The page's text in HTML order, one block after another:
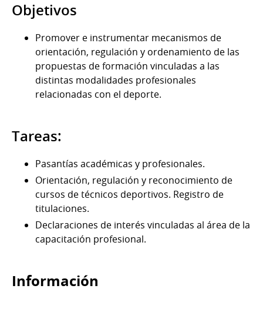
Objetivos
Promover e instrumentar mecanismos de
orientación, regulación y ordenamiento de las
propuestas de formación vinculadas a las
distintas modalidades profesionales
relacionadas con el deporte.
Tareas:
Pasantías académicas y profesionales.
Orientación, regulación y reconocimiento de
cursos de técnicos deportivos. Registro de
titulaciones.
Declaraciones de interés vinculadas al área de la
capacitación profesional.
Información